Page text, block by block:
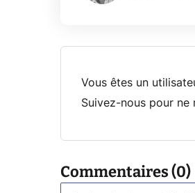
Vous êtes un
Suivez-nous pour
Commentaires (0)